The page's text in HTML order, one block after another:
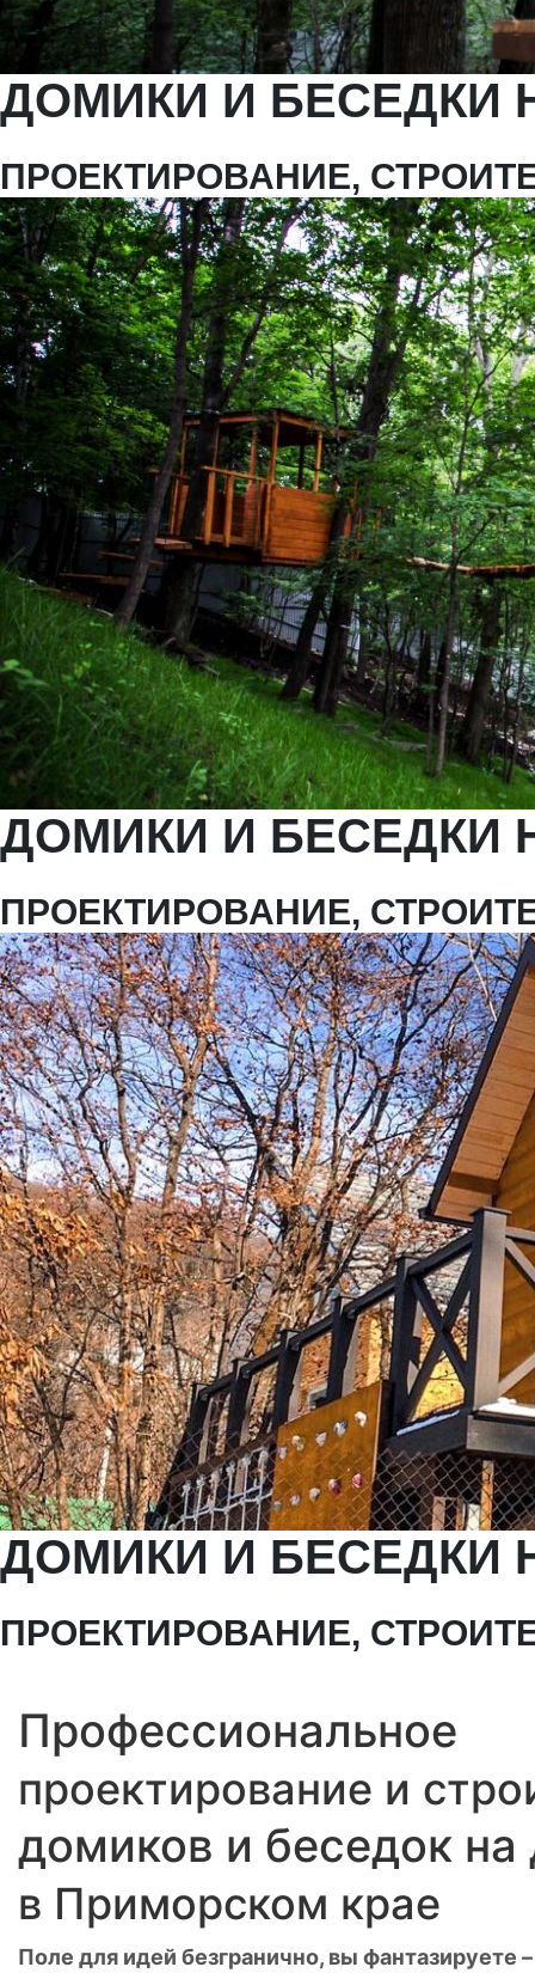
ДОМИКИ И БЕСЕДКИ
ПРОЕКТИРОВАНИЕ,
ДОМИКИ И БЕСЕДКИ
ПРОЕКТИРОВАНИЕ,
ДОМИКИ И БЕСЕДКИ
ПРОЕКТИРОВАНИЕ,
Профессиональное
проектирование и
домиков и беседок на
в Приморском крае
Поле для идей безгранично, вы фантазируете